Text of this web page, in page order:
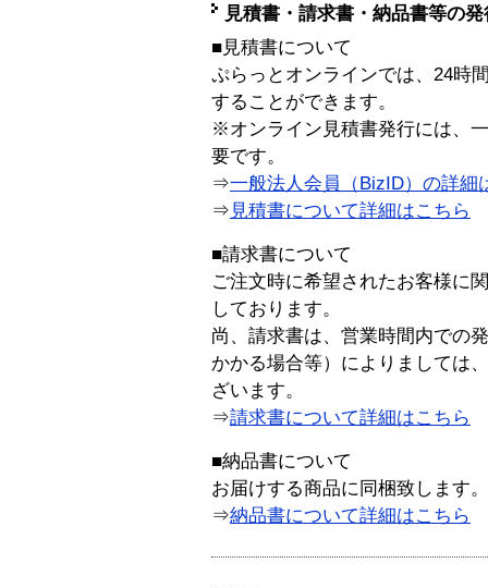
見積書・請求書・納品書等の
■見積書について
ぷらっとオンラインでは、24時
することができます。
※オンライン見積書発行には、
要です。
⇒一般法人会員（BizID）の詳細
⇒ 見積書について詳細はこちら
■請求書について
ご注文時に希望されたお客様に
しております。
尚、請求書は、営業時間内での
かかる場合等）によりましては
ざいます。
⇒請求書について詳細はこちら
■納品書について
お届けする商品に同梱致します。
⇒納品書について詳細はこちら